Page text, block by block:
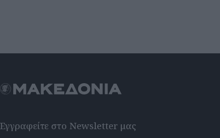
Εγγραφείτε στο Newsletter μας